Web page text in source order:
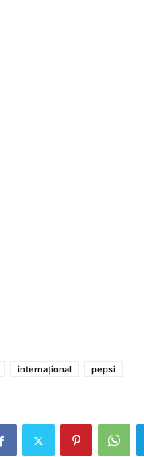
internațional pepsi